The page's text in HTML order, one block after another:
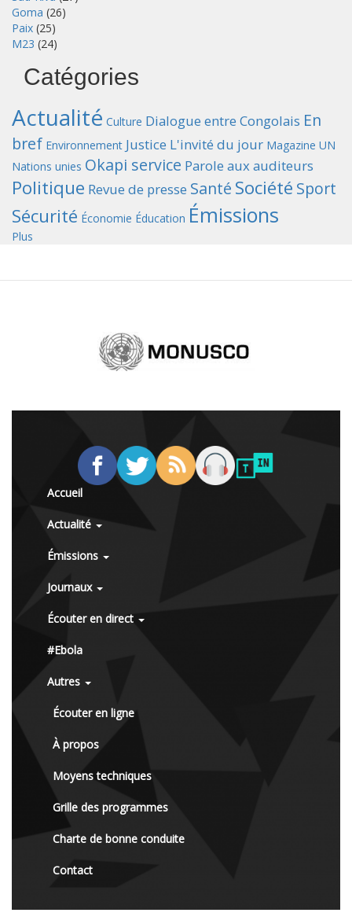
Goma (26)
Paix (25)
M23 (24)
Catégories
Actualité Culture Dialogue entre Congolais En
bref Environnement Justice L'invité du jour Magazine UN
Nations unies Okapi service Parole aux auditeurs
Politique Revue de presse Santé Société Sport
Sécurité Économie Éducation Émissions
Plus
Accueil
Actualité
Émissions
Journaux
Écouter en direct
#Ebola
Autres
Écouter en ligne
À propos
Moyens techniques
Grille des programmes
Charte de bonne conduite
Contact